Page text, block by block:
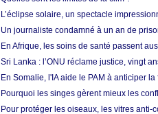
L’éclipse solaire, un spectacle
Un journaliste condamné à un an de
En Afrique, les soins de santé passent
Sri Lanka : l’ONU réclame justice, vingt
En Somalie, l'IA aide le PAM à anticiper
Pourquoi les singes gèrent mieux les
Pour protéger les oiseaux, les vitres